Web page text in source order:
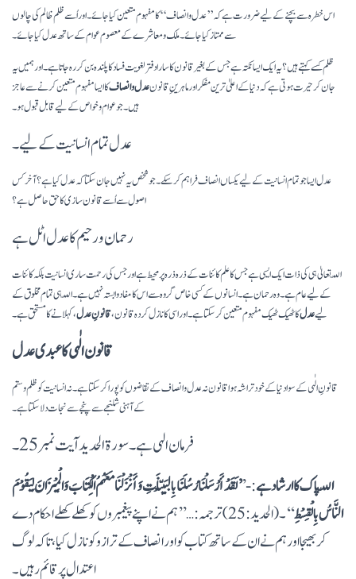
اس خطرہ سے بچنے کے لیے ضرورت ہے کہ ’’عدل و انصاف‘‘ کا مفہوم متعین کیا جائے۔ اور اُسے ظلم ظالم کی چالوں
سے ممتاز کیا جائے۔ ملک و معاشرے کے معصوم عوام کے ساتھ عدل کیا جائے۔
ظلم کسے کہتے ہیں؟ یہ ایک ایسا نکتہ ہے جس کے بغیر قانون کا سارا دفتر لغویت فساد کا پلندہ بن کر رہ جاتا ہے۔ اور ہمیں یہ
جان کر حیرت ہوتی ہے کہ دنیا کے اعلیٰ ترین مفکر اور ماہرینِ قانونعدل و انصافکا ایسا مفہوم متعین کرنے سے عاجز
ہیں۔ جو عوام و خواص کے لیے قابل قبول ہو۔
عدل تمام انسانیت کے لیے۔
عدل ایسا جو تمام انسانیت کے لیے یکساں انصاف فراہم کر سکے۔ جو شخص یہ نہیں جان سکتا کہ عدل کیا ہے؟ آخر کس
اصول سے اُسے قانون سازی کا حق حاصل ہے؟
رحمان و رحیم کا عدل اٹل ہے
اللّہ تعالیٰ ہی کی ذات ایک ایسی ہے جس کا علم کائنات کے ذرہ ذرہ پر محیط ہے اور جس کی رحمت ساری انسانیت بلکہ کائنات
کے لیے عام ہے۔ وہ رحمان ہے۔ انسانوں کے کسی خاص گروہ سے اس کا مفاد وابستہ نہیں ہے۔ اللّہ ہی تمام مخلوق کے
لیےعدلکا ٹھیک ٹھیک مفہوم متعین کرسکتا ہے۔ اور اسی کا نازل کردہ قانون،قانونِ عدل، کہلانے کا مستحق ہے۔
قانون الٰہی کا عبدی عدل
قانونِ الٰہی کے سوا دنیا کے خود تراشہ ہوا قانون نہ عدل و انصاف کے تقاضوں کو پورا کرسکتا ہے۔ نہ انسانیت کو ظلم وستم
کے آہنی شلنجے سے پنجے سے نجات دلاسکتا ہے۔
فرمان الہی ہے۔ سورۃ الحدید آیت نمبر 25۔
اللّہ پاک کا ارشاد ہے:- ’’لَقَدْ أَرْسَلْنَا رُسُلَنَا بِالْبَیِّنَاتِ وَأَنْزَلْنَا مَعَہُمُ الْکِتَابَ وَالْمِیْزَانَ لِیَقُوْمَ
النَّاسُ بِالْقِسْطِ
‘‘۔ (الحدید:25) ترجمہ:…’’ہم نے اپنے پیغمبروں کو کھلے کھلے احکام دے
کر بھیجا اور ہم نے ان کے ساتھ کتاب کو اور انصاف کے ترازو کو نازل کیا، تاکہ لوگ
اعتدال پر قائم رہیں۔